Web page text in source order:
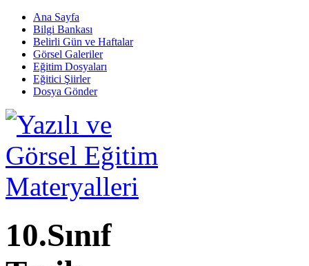
Ana Sayfa
Bilgi Bankası
Belirli Gün ve Haftalar
Görsel Galeriler
Eğitim Dosyaları
Eğitici Şiirler
Dosya Gönder
10.Sınıf